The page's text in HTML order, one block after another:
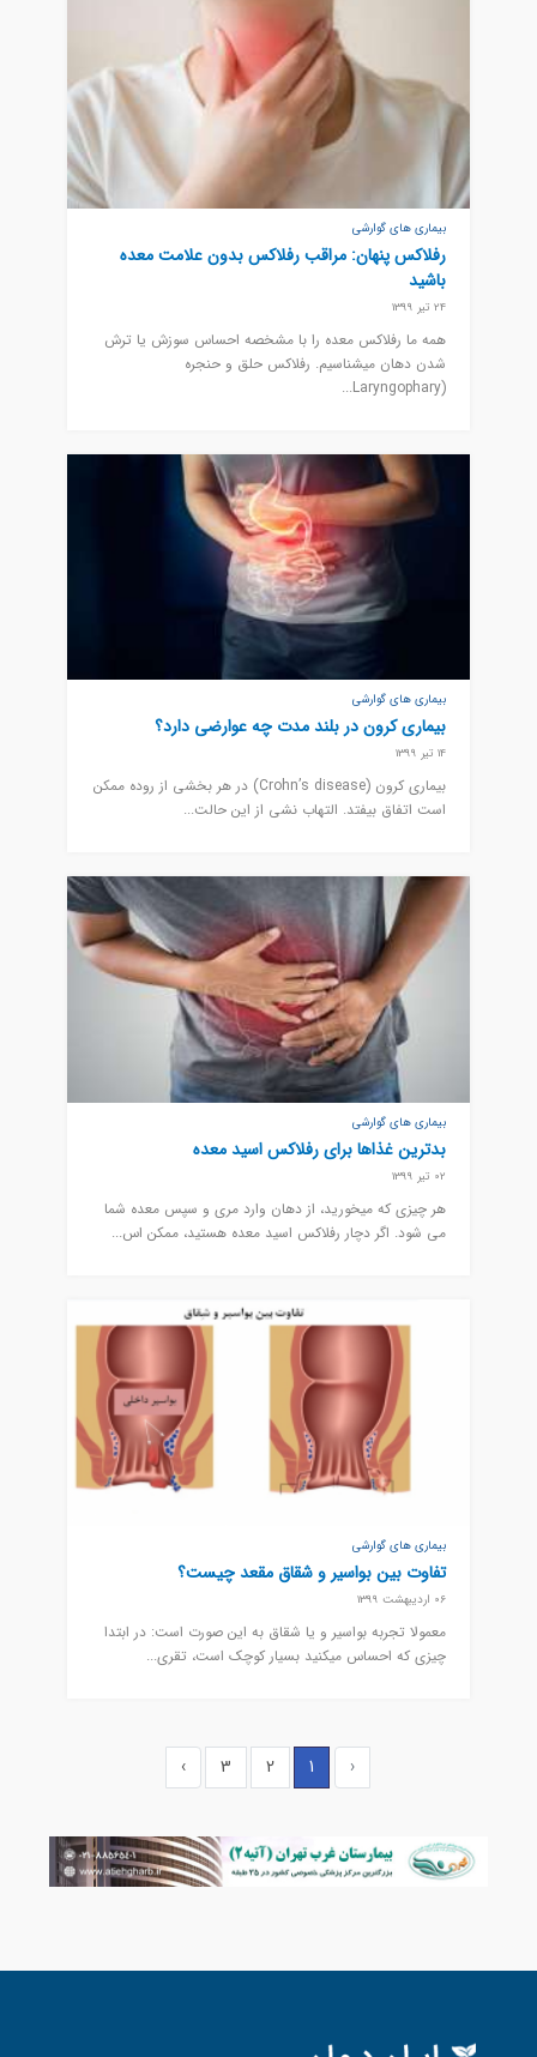
بیماری های گوارشی
رفلاکس پنهان: مراقب رفلاکس بدون علامت معده
باشید
24 تیر 1399
همه ما رفلاکس معده را با مشخصه احساس سوزش یا ترش
شدن دهان میشناسیم. رفلاکس حلق و حنجره
(Laryngophary...
بیماری های گوارشی
بیماری کرون در بلند مدت چه عوارضی دارد؟
14 تیر 1399
بیماری کرون (Crohn’s disease) در هر بخشی از روده ممکن
است اتفاق بیفتد. التهاب نشی از این حالت...
بیماری های گوارشی
بدترین غذاها برای رفلاکس اسید معده
02 تیر 1399
هر چیزی که میخورید، از دهان وارد مری و سپس معده شما
می شود. اگر دچار رفلاکس اسید معده هستید، ممکن اس...
بیماری های گوارشی
تفاوت بین بواسیر و شقاق مقعد چیست؟
06 اردیبهشت 1399
معمولا تجربه بواسیر و یا شقاق به این صورت است: در ابتدا
چیزی که احساس میکنید بسیار کوچک است، تقری...
‹
1
2
3
›